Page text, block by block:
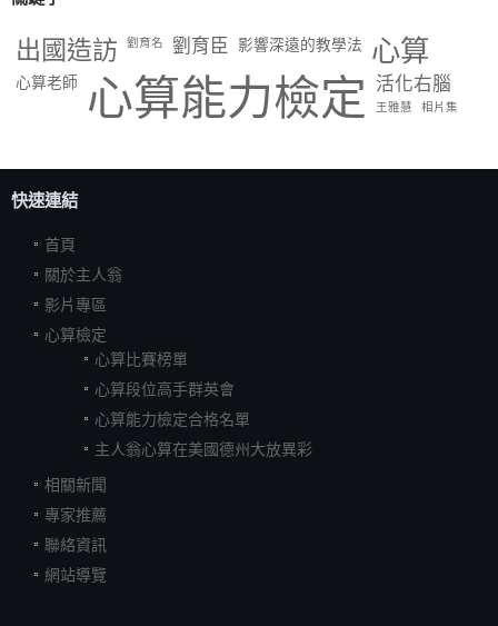
出國造訪 劉育名 劉育臣 影響深遠的教學法 心算
心算老師 心算能力檢定 活化右腦
王雅慧 相片集
快速連結
首頁
關於主人翁
影片專區
心算檢定
心算比賽榜單
心算段位高手群英會
心算能力檢定合格名單
主人翁心算在美國德州大放異彩
相關新聞
專家推薦
聯絡資訊
網站導覽